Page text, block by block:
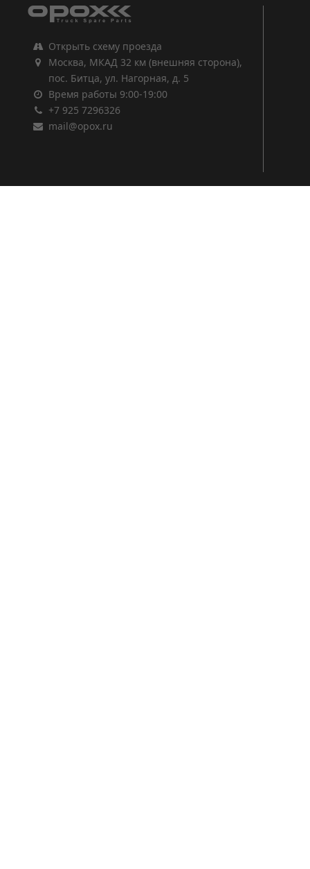
Открыть схему проезда
Москва, МКАД 32 км (внешняя сторона),
пос. Битца, ул. Нагорная, д. 5
Время работы 9:00-19:00
+7 925 7296326
mail@opox.ru